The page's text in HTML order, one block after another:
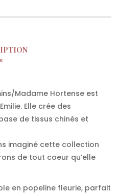
Madame Hortense est
Elle crée des
de tissus chinés et
imaginé cette collection
de tout coeur qu’elle
en popeline fleurie, parfait